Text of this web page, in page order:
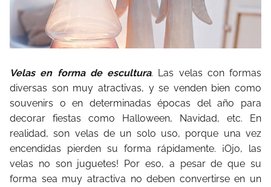
Velas en forma de escultura. Las velas con formas
diversas son muy atractivas, y se venden bien como
souvenirs o en determinadas épocas del año para
decorar fiestas como Halloween, Navidad, etc. En
realidad, son velas de un solo uso, porque una vez
encendidas pierden su forma rápidamente. ¡Ojo, las
velas no son juguetes! Por eso, a pesar de que su
forma sea muy atractiva no deben convertirse en un